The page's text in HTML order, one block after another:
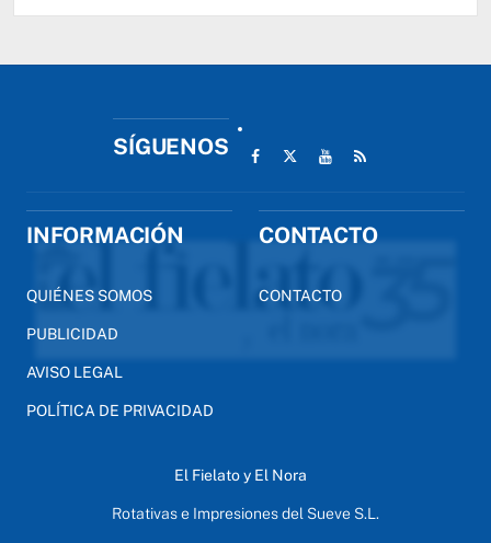
SÍGUENOS
INFORMACIÓN
QUIÉNES SOMOS
PUBLICIDAD
AVISO LEGAL
POLÍTICA DE PRIVACIDAD
CONTACTO
CONTACTO
El Fielato y El Nora
Rotativas e Impresiones del Sueve S.L.